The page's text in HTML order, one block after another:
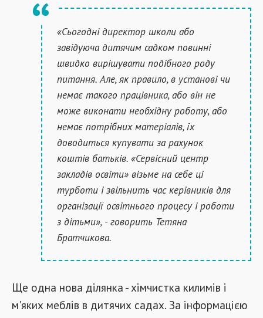
«Сьогодні директор школи або
завідуюча дитячим садком повинні
швидко вирішувати подібного роду
питання. Але, як правило, в установі чи
немає такого працівника, або він не
може виконати необхідну роботу, або
немає потрібних матеріалів, їх
доводиться купувати за рахунок
коштів батьків. «Сервісний центр
закладів освіти» візьме на себе ці
турботи і звільнить час керівників для
організації освітнього процесу і роботи
з дітьми», - говорить Тетяна
Братчикова.
Ще одна нова ділянка - хімчистка килимів і
м'яких меблів в дитячих садах. За інформацією